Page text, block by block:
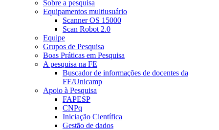
Sobre a pesquisa
Equipamentos multiusuário
Scanner OS 15000
Scan Robot 2.0
Equipe
Grupos de Pesquisa
Boas Práticas em Pesquisa
A pesquisa na FE
Buscador de informações de docentes da
FE/Unicamp
Apoio à Pesquisa
FAPESP
CNPq
Iniciação Científica
Gestão de dados